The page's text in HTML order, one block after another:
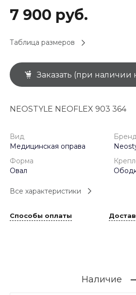
7 900 руб.
Таблица размеров
Заказать (при наличии
NEOSTYLE NEOFLEX 903 364
Вид
Медицинская оправа
Форма
Овал
Все характеристики
Способы оплаты
Наличие